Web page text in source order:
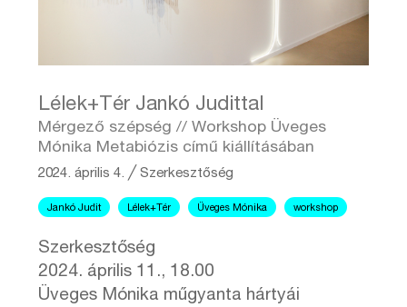
Lélek+Tér Jankó Judittal
Mérgező szépség // Workshop Üveges
Mónika Metabiózis című kiállításában
2024. április 4. ╱Szerkesztőség
Jankó Judit Lélek+Tér Üveges Mónika workshop
Szerkesztőség
2024. április 11., 18.00
Üveges Mónika műgyanta hártyái